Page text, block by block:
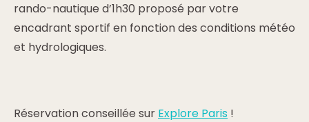
rando-nautique d’1h30 proposé par votre
encadrant sportif en fonction des conditions météo
et hydrologiques.
Réservation conseillée sur Explore Paris !